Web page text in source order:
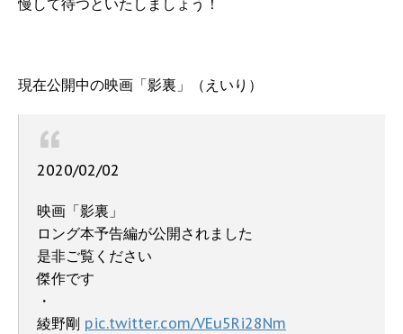
慢して待つといたしましょう！
現在公開中の映画「影裏」（えいり）
2020/02/02
映画「影裏」
ロング本予告編が公開されました
是非ご覧ください
傑作です
・
綾野剛 pic.twitter.com/VEu5Ri28Nm